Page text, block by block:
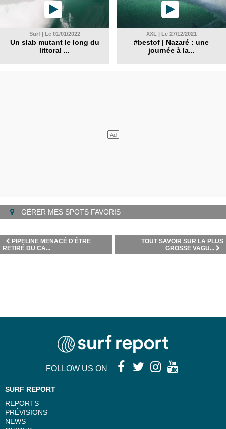
Surf | Le 01/01/2022
Un slab mutant le long du
littoral ...
XXL | Le 27/12/2021
#bestof | Nazaré : une
journée à la...
GÉRER MES SPOTS FAVORIS
TOUT SAVOIR SUR LA PLUS
GROSSE VAGU...
PIPELINE MENACÉ D'ÊTRE
RETIRÉ DU CA...
FOLLOW US ON
SURF REPORT
REPORTS
PRÉVISIONS
NEWS